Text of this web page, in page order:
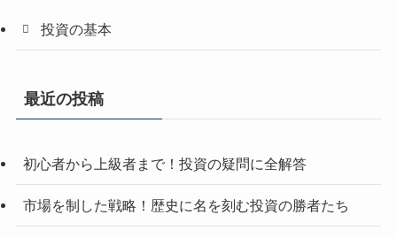
投資の基本
最近の投稿
初心者から上級者まで！投資の疑問に全解答
市場を制した戦略！歴史に名を刻む投資の勝者たち